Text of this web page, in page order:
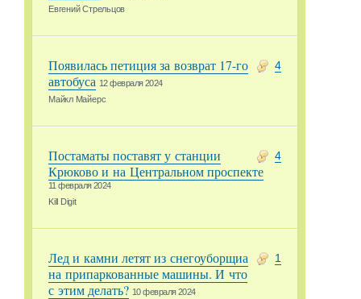
Евгений Стрельцов
4
Появилась петиция за возврат 17-го
автобуса 12 февраля 2024
Майкл Майерс
4
Постаматы поставят у станции
Крюково и на Центральном проспекте
11 февраля 2024
Kill Digit
1
Лед и камни летят из снегоуборщиа
на припаркованные машины. И что
с этим делать? 10 февраля 2024